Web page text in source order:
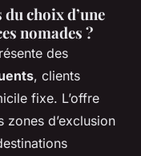
choix d’une
nomades ?
des
, clients
fixe. L’offre
d’exclusion